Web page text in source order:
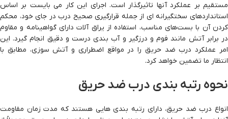
مستقیم بر عملکرد آنها تاثیرگذار است. اجرای این کار می بایست بر اساس
استانداردهای سختگیرانه ای از جمله قرارگیری صحیح درب در جای خود، محکم
کردن آن با بست‌های مناسب، استفاده از یراق آلات دارای گواهینامه و مقاوم
در برابر آتش مانند فوم و درزگیر و آب بندی درست و دقیق انجام گیرد. این
امر عملکرد درب ضد حریق را در مواقع اضطراری و آتش سوزی، مطابق با
انتظار ما تضمین خواهد کرد.
نحوه رتبه بندی درب ضد حریق
انواع درب ضد حریق، دارای رتبه بندی هایی هستند که مدت زمان مقاومت